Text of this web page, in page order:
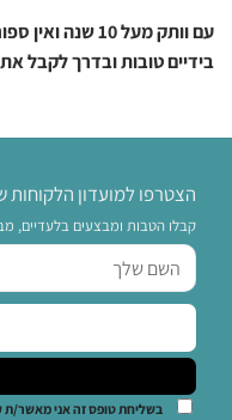
עם וותק מעל 10
בידיים טובות ובדרך לקבל
הצטרפו למועדון הלקוחות
קבלו הטבות ומבצעים בלעדיים,
בשליחת טופס זה אני מאשר/ת